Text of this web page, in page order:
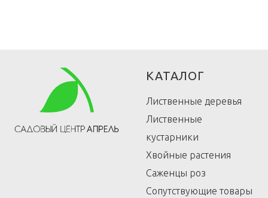
КАТАЛОГ
Лиственные деревья
Лиственные
кустарники
Хвойные растения
Саженцы роз
Сопутствующие товары